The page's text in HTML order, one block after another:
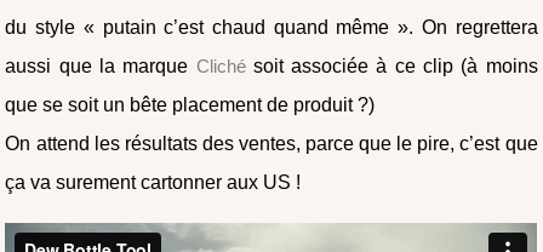
du style « putain c’est chaud quand même ». On regrettera
aussi que la marque Clichésoit associée à ce clip (à moins
que se soit un bête placement de produit ?)
On attend les résultats des ventes, parce que le pire, c’est que
ça va surement cartonner aux US !